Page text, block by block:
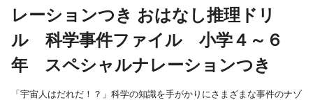
レーションつき おはなし推理ドリ
ル 科学事件ファイル 小学４～６
年 スペシャルナレーションつき
「宇宙人はだれだ！？」科学の知識を手がかりにさまざまな事件のナゾ